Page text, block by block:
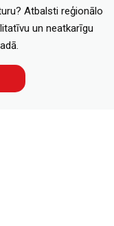
Atbalsti reģionālo
un neatkarīgu